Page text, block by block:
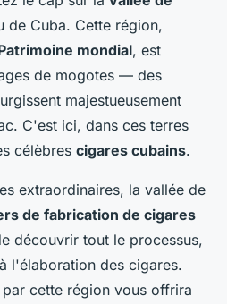
de Cuba. Cette région,
mondial, est
de mogotes — des
majestueusement
C'est ici, dans ces terres
célèbres cigares cubains.
extraordinaires, la vallée de
de fabrication de cigares
découvrir tout le processus,
l'élaboration des cigares.
par cette région vous offrira